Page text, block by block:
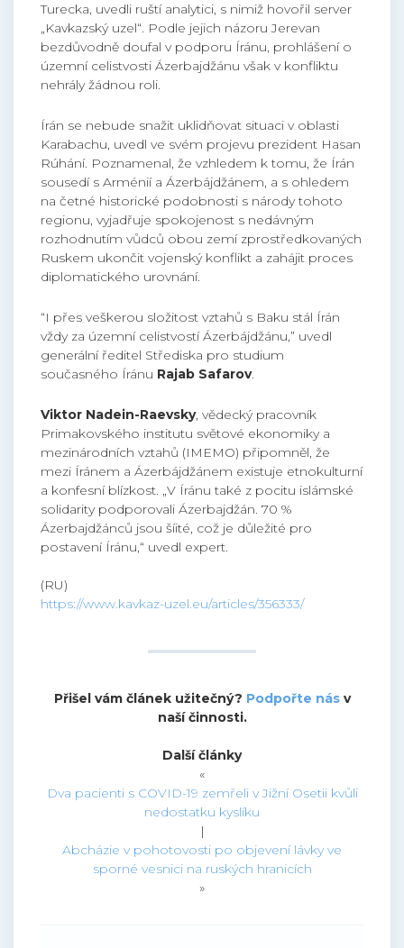
Turecka, uvedli ruští analytici, s nimiž hovořil server
„Kavkazský uzel“. Podle jejich názoru Jerevan
bezdůvodně doufal v podporu Íránu, prohlášení o
územní celistvosti Ázerbajdžánu však v konfliktu
nehrály žádnou roli.
Írán se nebude snažit uklidňovat situaci v oblasti
Karabachu, uvedl ve svém projevu prezident Hasan
Rúhání. Poznamenal, že vzhledem k tomu, že Írán
sousedí s Arménií a Ázerbájdžánem, a s ohledem
na četné historické podobnosti s národy tohoto
regionu, vyjadřuje spokojenost s nedávným
rozhodnutím vůdců obou zemí zprostředkovaných
Ruskem ukončit vojenský konflikt a zahájit proces
diplomatického urovnání.
“I přes veškerou složitost vztahů s Baku stál Írán
vždy za územní celistvostí Ázerbájdžánu,” uvedl
generální ředitel Střediska pro studium
současného Íránu Rajab Safarov.
Viktor Nadein-Raevsky, vědecký pracovník
Primakovského institutu světové ekonomiky a
mezinárodních vztahů (IMEMO) připomněl, že
mezi Íránem a Ázerbájdžánem existuje etnokulturní
a konfesní blízkost. „V Íránu také z pocitu islámské
solidarity podporovali Ázerbajdžán. 70 %
Ázerbajdžánců jsou šíité, což je důležité pro
postavení Íránu,“ uvedl expert.
(RU)
https://www.kavkaz-uzel.eu/articles/356333/
Přišel vám článek užitečný? Podpořte násv
naší činnosti.
Další články
«
Dva pacienti s COVID-19 zemřeli v Jižní Osetii kvůli
nedostatku kyslíku
|
Abcházie v pohotovosti po objevení lávky ve
sporné vesnici na ruských hranicích
»